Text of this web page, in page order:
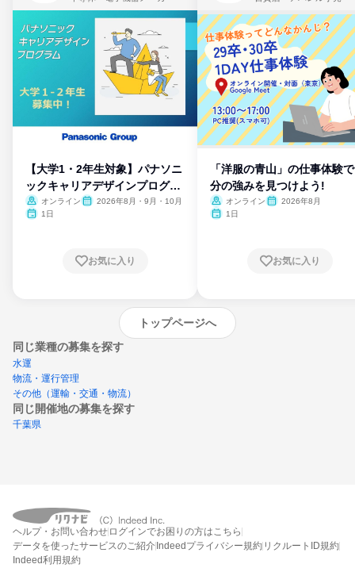
【大学1・2年生対象】パナソニ
ックキャリアデザインプログラ
ム
オンライン
2026年8月・9月・10月
1日
お気に入り
「洋服の青山」の仕事体験
分の強みを見つけよう!
オンライン
2026年8月
1日
お気に入り
トップページへ
同じ業種の募集を探す
水運
物流・運行管理
その他（運輸・交通・物流）
同じ開催地の募集を探す
千葉県
締切：なし
ヘルプ・お問い合わせ ログインでお困りの方はこちら
データを使ったサービスのご紹介 Indeedプライバシー規約 リクルートID規約
Indeed利用規約